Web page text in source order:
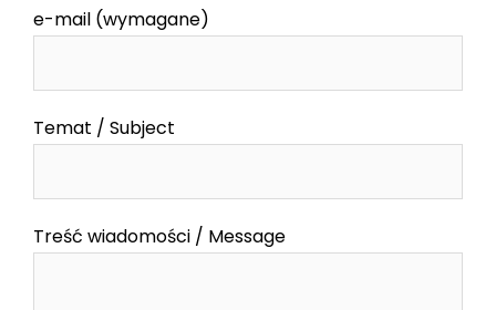
e-mail (wymagane)
Temat / Subject
Treść wiadomości / Message